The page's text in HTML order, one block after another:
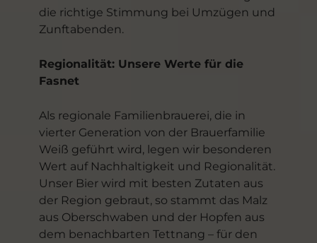
die richtige Stimmung bei Umzügen und
Zunftabenden.
Regionalität: Unsere Werte für die
Fasnet
Als regionale Familienbrauerei, die in
vierter Generation von der Brauerfamilie
Weiß geführt wird, legen wir besonderen
Wert auf Nachhaltigkeit und Regionalität.
Unser Bier wird mit besten Zutaten aus
der Region gebraut, so stammt das Malz
aus Oberschwaben und der Hopfen aus
dem benachbarten Tettnang – für den